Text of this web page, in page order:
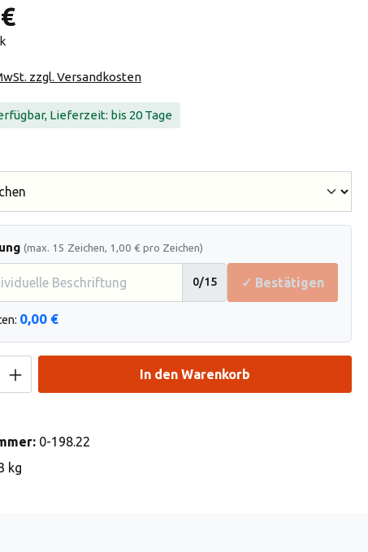
zzgl. Versandkosten
Lieferzeit: bis 20 Tage
(max. 15 Zeichen, 1,00 € pro Zeichen)
0/15 ✓ Bestätigen
0,00 €
Anzahl: Gib den gewünschten Wert
In den Warenkorb
0-198.22
kg